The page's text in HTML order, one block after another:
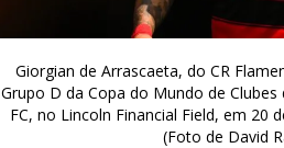
Giorgian de Arrascaeta, do CR
Grupo D da Copa do Mundo de Clubes
FC, no Lincoln Financial Field, em 20
(Foto de David